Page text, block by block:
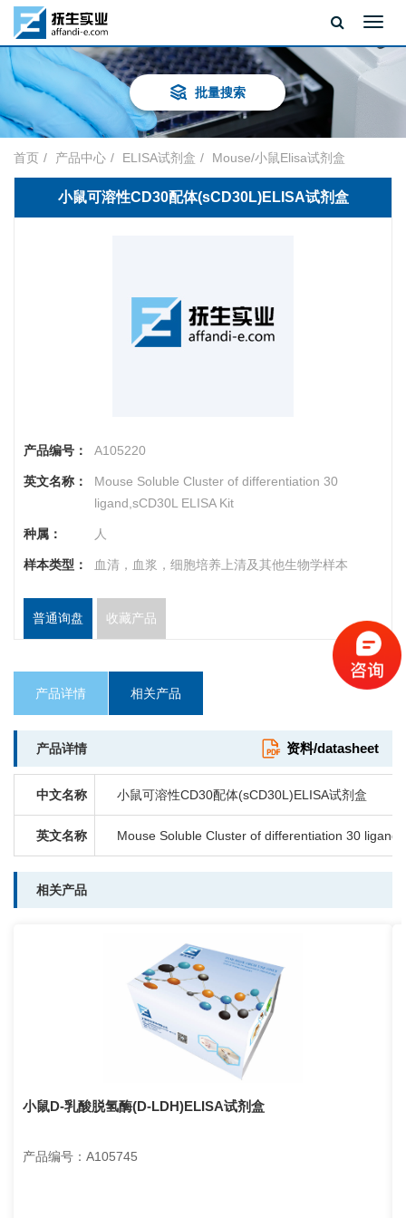
批量搜索
首页 产品中心 ELISA试剂盒 Mouse/小鼠Elisa试剂盒
小鼠可溶性CD30配体(sCD30L)ELISA试剂盒
产品编号： A105220
英文名称：
Mouse Soluble Cluster of differentiation 30
ligand,sCD30L ELISA Kit
种属： 人
样本类型： 血清，血浆，细胞培养上清及其他生物学样本
普通询盘 收藏产品
产品详情 相关产品
产品详情 资料/datasheet
中文名称 小鼠可溶性CD30配体(sCD30L)ELISA试剂盒
英文名称 Mouse Soluble Cluster of differentiation 30
相关产品
小鼠D-乳酸脱氢酶(D-LDH)ELISA试剂盒
产品编号：A105745